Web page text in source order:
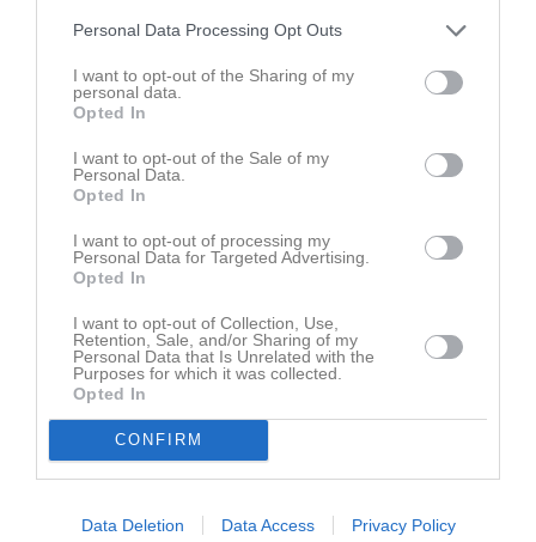
Personal Data Processing Opt Outs
I want to opt-out of the Sharing of my
personal data.
Opted In
I want to opt-out of the Sale of my
Personal Data.
Opted In
I want to opt-out of processing my
Personal Data for Targeted Advertising.
Opted In
I want to opt-out of Collection, Use,
Retention, Sale, and/or Sharing of my
Personal Data that Is Unrelated with the
Purposes for which it was collected.
Opted In
CONFIRM
Data Deletion Data Access Privacy Policy
Ingen video uppladdad
Senast uppdaterade album
LAGBILD
På gång Kalender
LOGEN BOKAD